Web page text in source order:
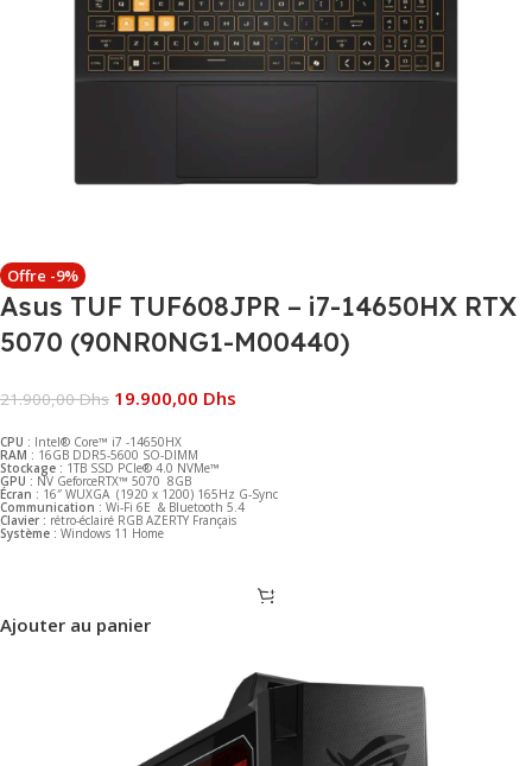
Offre -9%
Asus TUF TUF608JPR – i7-14650HX RTX
5070 (90NR0NG1-M00440)
21.900,00Dhs 19.900,00 Dhs
CPU : Intel® Core™ i7 -14650HX
RAM : 16GB DDR5-5600 SO-DIMM
Stockage : 1TB SSD PCIe® 4.0 NVMe™
GPU : NV GeforceRTX™ 5070 8GB
Écran : 16″ WUXGA (1920 x 1200) 165Hz G-Sync
Communication : Wi-Fi 6E & Bluetooth 5.4
Clavier : rétro-éclairé RGB AZERTY Français
Système : Windows 11 Home
Ajouter au panier